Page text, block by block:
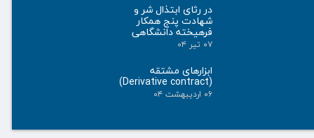
در رثای ابتذال شر و
شهادت پنج همکار
فرهیخته دانشگاهی
۰۷ تیر ۰۴
ابزارهای مشتقه
(Derivative contract)
۰۶ اردیبهشت ۰۴